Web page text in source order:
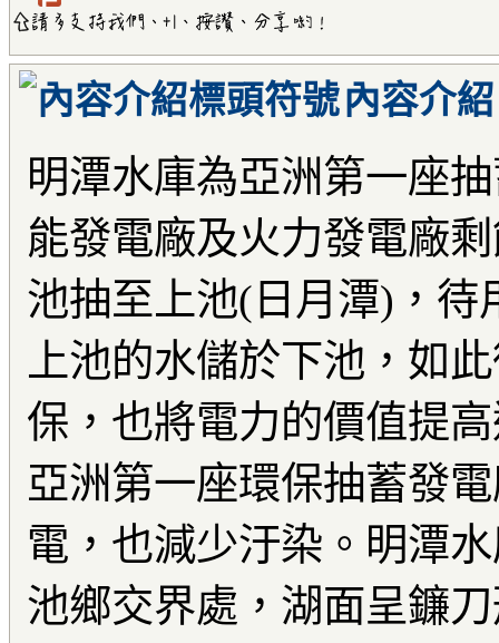
內容介紹
明潭水庫為亞洲第一座
能發電廠及火力發電廠
池抽至上池(日月潭)，待
上池的水儲於下池，如
保，也將電力的價值提
亞洲第一座環保抽蓄發
電，也減少汙染。明潭
池鄉交界處，湖面呈鐮